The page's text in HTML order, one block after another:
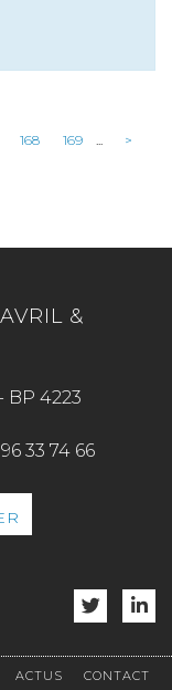
168 169 ... >
&
BP 4223
33 74 66
ACTUS CONTACT